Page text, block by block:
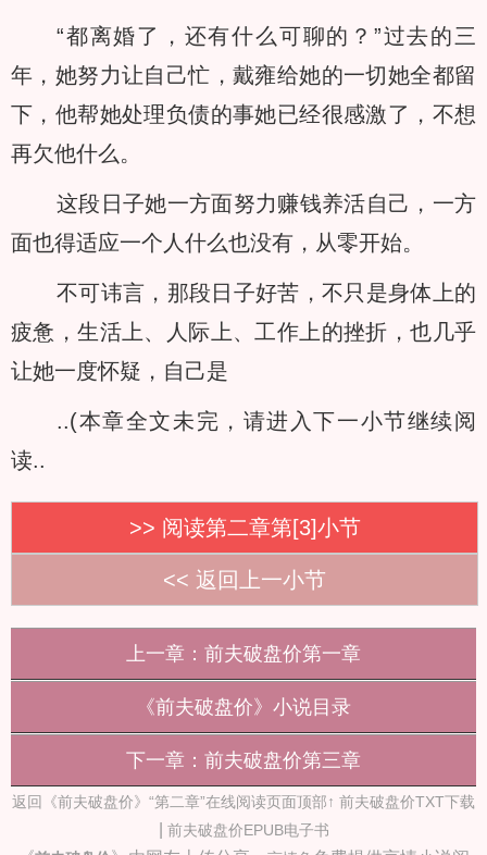
“都离婚了，还有什么可聊的？”过去的三
年，她努力让自己忙，戴雍给她的一切她全都留
下，他帮她处理负债的事她已经很感激了，不想
再欠他什么。
这段日子她一方面努力赚钱养活自己，一方
面也得适应一个人什么也没有，从零开始。
不可讳言，那段日子好苦，不只是身体上的
疲惫，生活上、人际上、工作上的挫折，也几乎
让她一度怀疑，自己是
..(本章全文未完，请进入下一小节继续阅
读..
>> 阅读第二章第[3]小节
<< 返回上一小节
上一章：前夫破盘价第一章
《前夫破盘价》小说目录
下一章：前夫破盘价第三章
返回《前夫破盘价》“第二章”在线阅读页面顶部↑ 前夫破盘价TXT下载
前夫破盘价EPUB电子书